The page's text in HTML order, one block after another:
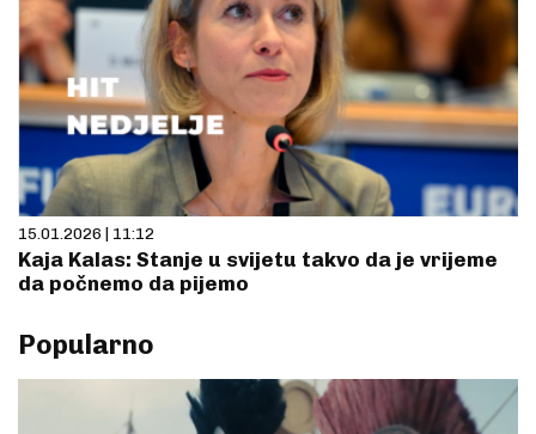
15.01.2026 | 11:12
Kaja Kalas: Stanje u svijetu takvo da je vrijeme
da počnemo da pijemo
Popularno